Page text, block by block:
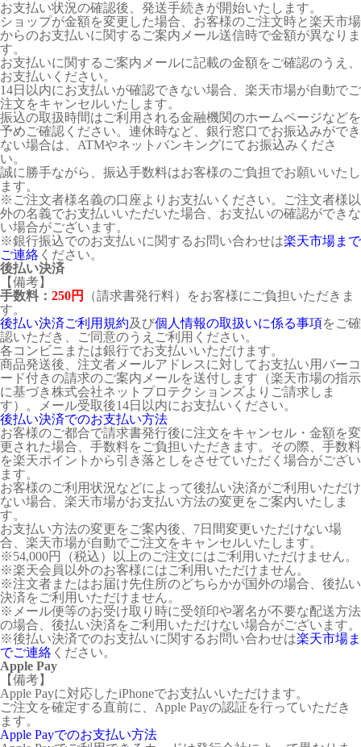
お支払い状況の確認後、発送手続きが開始いたします。
ショップが金額を変更した場合、お客様のご注文時と楽天市場
からのお支払いに関するご案内メール送信時で金額が異なりま
す。
お支払いに関するご案内メールに記載の金額をご確認のうえ、
お支払いください。
14日以内にお支払いが確認できない場合、楽天市場が自動でご
注文をキャンセルいたします。
振込の取扱時間はご利用される金融機関のホームページなどを
予めご確認ください。連休時など、銀行窓口でお振込みができ
ない場合は、ATMやネットバンキングにてお振込みくださ
い。
誠に勝手ながら、振込手数料はお客様のご負担でお願いいたし
ます。
※ご注文者様名義の口座よりお支払いください。ご注文者様以
外の名義でお支払いいただいた場合、お支払いの確認ができな
い場合がございます。
※銀行振込でのお支払いに関するお問い合わせは楽天市場まで
ご連絡 ください。
後払い決済
【備考】
手数料： 250円
（請求書発行料）をお客様にご負担いただきま
す。
後払い決済ご利用規約及び個人情報の取扱いに係る事項をご確
認いただき、ご同意のうえご利用ください。
各コンビニまたは銀行でお支払いいただけます。
商品発送後、注文者メールアドレスに対してお支払い用バーコ
ード付きの請求のご案内メールを送付します（楽天市場の指示
に基づき株式会社ネットプロテクションズよりご請求しま
す）。メール受取後14日以内にお支払いください。
後払い決済でのお支払い方法
お客様のご都合で請求書発行後に注文をキャンセル・金額を変
更された場合、手数料をご負担いただきます。その際、手数料
を楽天ポイントから引き落としをさせていただく場合がござい
ます。
お客様のご利用状況などによって後払い決済がご利用いただけ
ない場合、楽天市場がお支払い方法の変更をご案内いたしま
す。
お支払い方法の変更をご案内後、7日間変更いただけない場
合、楽天市場が自動でご注文をキャンセルいたします。
※54,000円（税込）以上のご注文にはご利用いただけません。
※楽天会員以外のお客様にはご利用いただけません。
※注文者またはお届け先住所のどちらかが国外の場合、後払い
決済をご利用いただけません。
※メール便等のお受け取り時に受領印や署名が不要な配送方法
の場合、後払い決済をご利用いただけない場合がございます。
※後払い決済でのお支払いに関するお問い合わせは楽天市場ま
でご連絡 ください。
Apple Pay
【備考】
Apple Payに対応したiPhoneでお支払いいただけます。
ご注文を確定する直前に、Apple Payの認証を行っていただき
ます。
Apple Payでのお支払い方法